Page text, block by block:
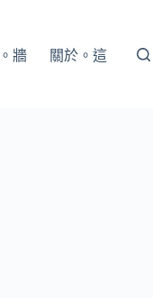
牆 關於。這